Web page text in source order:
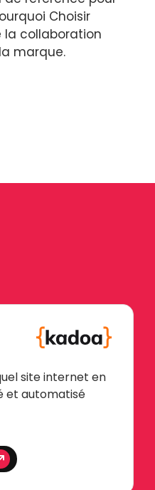
Choisir
la collaboration
marque.
site internet en
et automatisé